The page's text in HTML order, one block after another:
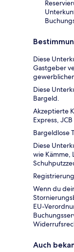
Diese
Gastgeber
Diese
Bargeld.
Akzeptierte
Express,
Bargeldlose
Diese
wie Kämme,
Wenn du
EU-
Auch